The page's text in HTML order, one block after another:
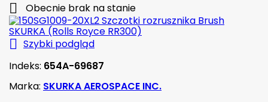
 Obecnie brak na stanie
 Szybki podgląd
Indeks: 654A-69687
Marka: SKURKA AEROSPACE INC.